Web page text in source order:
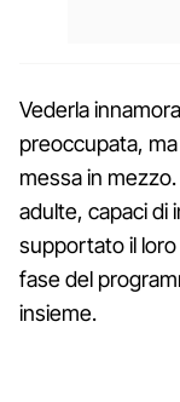
Vederla
preoccupata,
messa in
adulte, capaci di
supportato il
fase del
insieme.